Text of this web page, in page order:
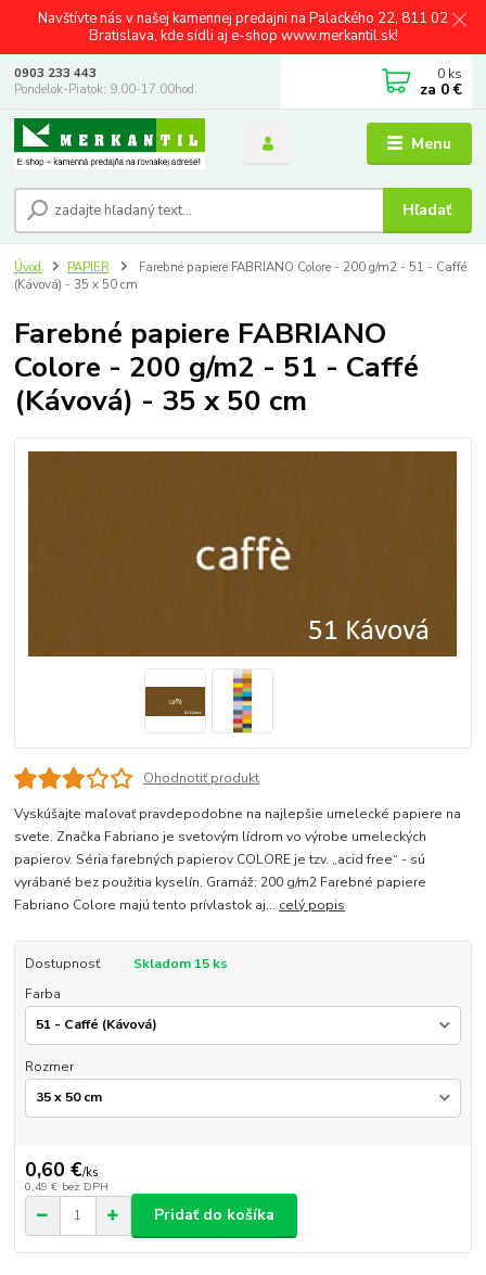
Navštívte nás v našej kamennej predajni na Palackého 22, 811 02
Bratislava, kde sídli aj e-shop www.merkantil.sk!
Menu
Hľadať
0903 233 443
Pondelok-Piatok: 9.00-17.00hod.
0 ks
za 0 €
Úvod PAPIER
Farebné papiere FABRIANO Colore - 200 g/m2 - 51 - Caffé
(Kávová) - 35 x 50 cm
Farebné papiere FABRIANO
Colore - 200 g/m2 - 51 - Caffé
(Kávová) - 35 x 50 cm
Ohodnotiť produkt
Vyskúšajte maľovať pravdepodobne na najlepšie umelecké papiere na
svete. Značka Fabriano je svetovým lídrom vo výrobe umeleckých
papierov. Séria farebných papierov COLORE je tzv. „acid free“ - sú
vyrábané bez použitia kyselín. Gramáž: 200 g/m2 Farebné papiere
Fabriano Colore majú tento prívlastok aj... celý popis
Dostupnosť
Skladom 15 ks
Farba
Rozmer
0,60 €/ks
0,49 € bez DPH
Pridať do košíka